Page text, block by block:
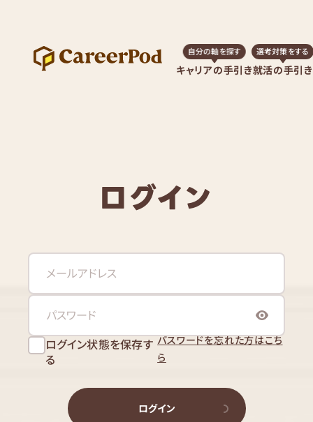
キャリアの手引き
自分の軸を探す
就活の手引き
選考対策をする
ログイン
ログイン状態を保存す
る
パスワードを忘れた方はこち
ら
ログイン